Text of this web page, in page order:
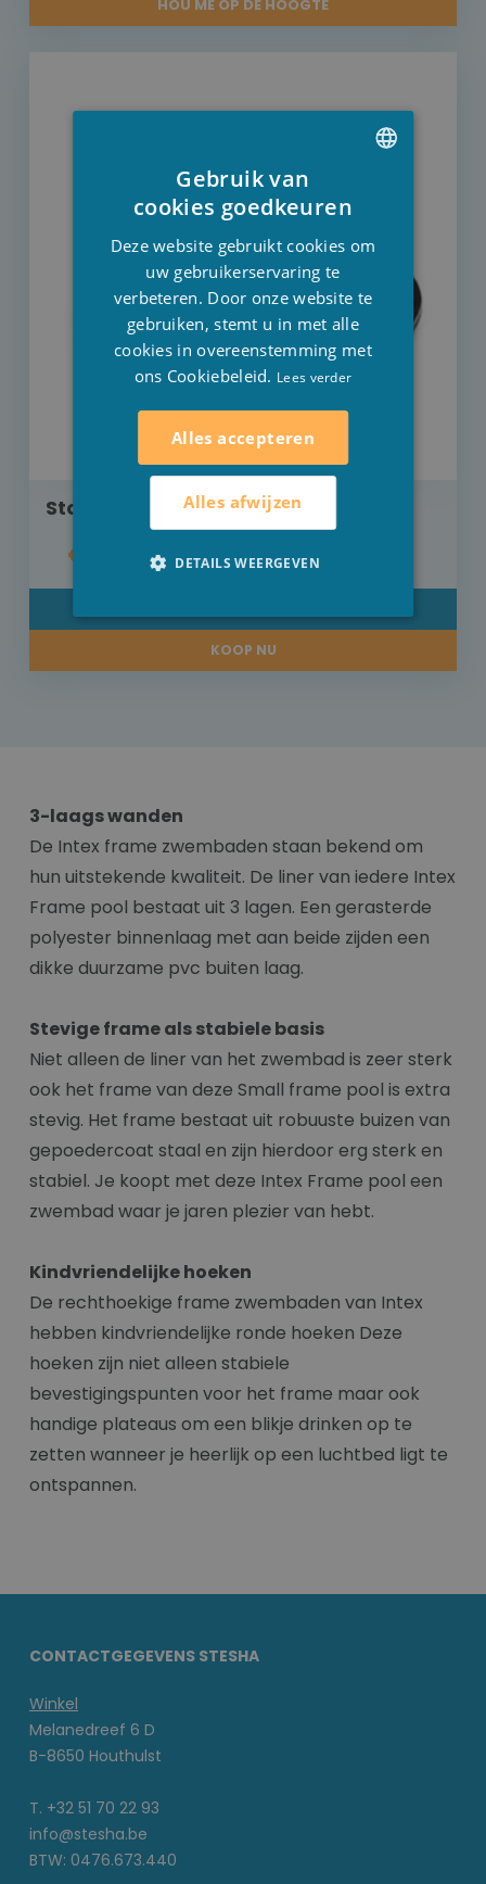
HOU ME OP DE HOOGTE
Stop voor wateruitlaat OP=OP
€ 2,20
KOOP NU
3-laags wanden
De Intex frame zwembaden staan bekend om
hun uitstekende kwaliteit. De liner van iedere Intex
Frame pool bestaat uit 3 lagen. Een gerasterde
polyester binnenlaag met aan beide zijden een
dikke duurzame pvc buiten laag.
Stevige frame als stabiele basis
Niet alleen de liner van het zwembad is zeer sterk
ook het frame van deze Small frame pool is extra
stevig. Het frame bestaat uit robuuste buizen van
gepoedercoat staal en zijn hierdoor erg sterk en
stabiel. Je koopt met deze Intex Frame pool een
zwembad waar je jaren plezier van hebt.
Kindvriendelijke hoeken
De rechthoekige frame zwembaden van Intex
hebben kindvriendelijke ronde hoeken Deze
hoeken zijn niet alleen stabiele
bevestigingspunten voor het frame maar ook
handige plateaus om een blikje drinken op te
zetten wanneer je heerlijk op een luchtbed ligt te
ontspannen.
CONTACTGEGEVENS STESHA
Winkel
Melanedreef 6 D
B-8650 Houthulst
T. +32 51 70 22 93
info@stesha.be
BTW: 0476.673.440
ENGLISH
Gebruik van
cookies goedkeuren
Deze website gebruikt cookies om
uw gebruikerservaring te
verbeteren. Door onze website te
gebruiken, stemt u in met alle
cookies in overeenstemming met
ons Cookiebeleid. Lees verder
Alles accepteren
Alles afwijzen
DETAILS WEERGEVEN